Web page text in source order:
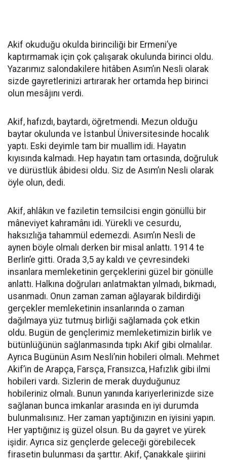
Akif okuduğu okulda birinciliği bir Ermeni’ye
kaptırmamak için çok çalışarak okulunda birinci oldu.
Yazarımız salondakilere hitâben Asım’ın Nesli olarak
sizde gayretlerinizi artırarak her ortamda hep birinci
olun mesâjını verdi.
Akif, hafızdı, baytardı, öğretmendi. Mezun olduğu
baytar okulunda ve İstanbul Üniversitesinde hocalık
yaptı. Eski deyimle tam bir muallim idi. Hayatın
kıyısında kalmadı. Hep hayatın tam ortasında, doğruluk
ve dürüstlük âbidesi oldu. Siz de Asım’ın Nesli olarak
öyle olun, dedi.
Akif, ahlâkın ve faziletin temsilcisi engin gönüllü bir
mâneviyet kahramânı idi. Yürekli ve cesurdu,
haksızlığa tahammül edemezdi. Asım’ın Nesli de
aynen böyle olmalı derken bir misal anlattı. 1914 te
Berlin’e gitti. Orada 3,5 ay kaldı ve çevresindeki
insanlara memleketinin gerçeklerini güzel bir gönülle
anlattı. Halkına doğruları anlatmaktan yılmadı, bıkmadı,
usanmadı. Onun zaman zaman ağlayarak bildirdiği
gerçekler memleketinin insanlarında o zaman
dağılmaya yüz tutmuş birliği sağlamada çok etkin
oldu. Bugün de gençlerimiz memleketimizin birlik ve
bütünlüğünün sağlanmasında tıpkı Akif gibi olmalılar.
Ayrıca Bugünün Asım Nesli’nin hobileri olmalı. Mehmet
Akif’in de Arapça, Farsça, Fransızca, Hafızlık gibi ilmi
hobileri vardı. Sizlerin de merak duyduğunuz
hobileriniz olmalı. Bunun yanında kariyerlerinizde size
sağlanan bunca imkanlar arasında en iyi durumda
bulunmalısınız. Her zaman yaptığınızın en iyisini yapın.
Her yaptığınız iş güzel olsun. Bu da gayret ve yürek
işidir. Ayrıca siz gençlerde geleceği görebilecek
firasetin bulunması da şarttır. Akif, Çanakkale şiirini